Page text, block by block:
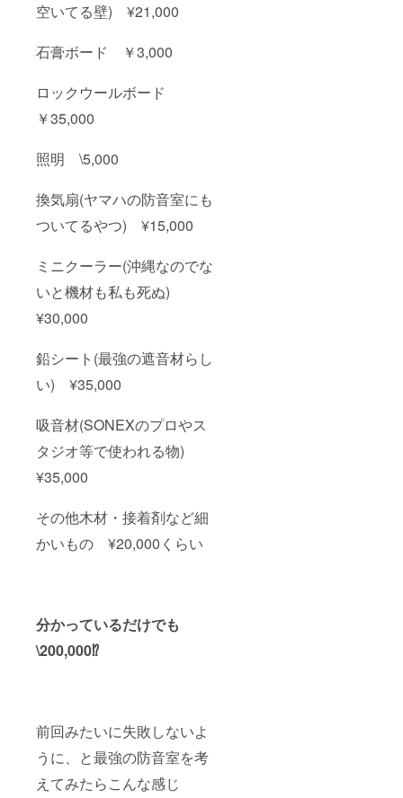
空いてる壁) ¥21,000
石膏ボード ￥3,000
ロックウールボード
￥35,000
照明 \5,000
換気扇(ヤマハの防音室にも
ついてるやつ) ¥15,000
ミニクーラー(沖縄なのでな
いと機材も私も死ぬ)
¥30,000
鉛シート(最強の遮音材らし
い) ¥35,000
吸音材(SONEXのプロやス
タジオ等で使われる物)
¥35,000
その他木材・接着剤など細
かいもの ¥20,000くらい
分かっているだけでも
\200,000⁉
前回みたいに失敗しないよ
うに、と最強の防音室を考
えてみたらこんな感じ